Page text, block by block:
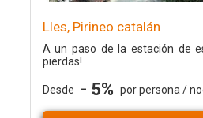
Lles, Pirineo catalán
A un paso de la estación de
pierdas!
Desde - 5% por persona /